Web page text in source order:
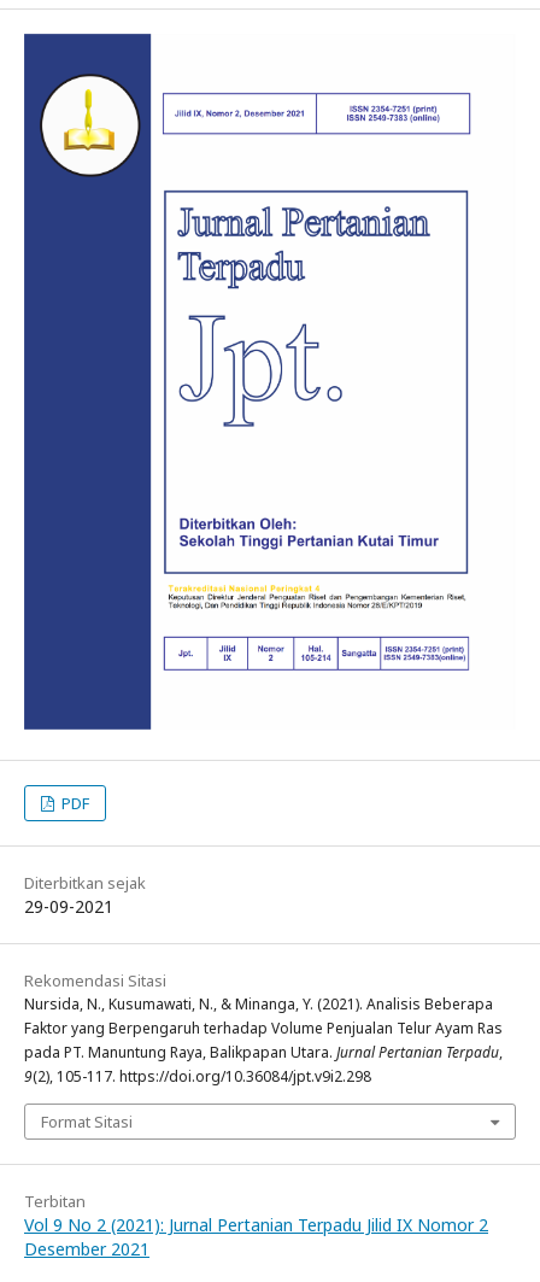
PDF
Diterbitkan sejak
29-09-2021
Rekomendasi Sitasi
Nursida, N., Kusumawati, N., & Minanga, Y. (2021). Analisis Beberapa
Faktor yang Berpengaruh terhadap Volume Penjualan Telur Ayam Ras
pada PT. Manuntung Raya, Balikpapan Utara. Jurnal Pertanian Terpadu,
9(2), 105-117. https://doi.org/10.36084/jpt.v9i2.298
Format Sitasi
Terbitan
Vol 9 No 2 (2021): Jurnal Pertanian Terpadu Jilid IX Nomor 2
Desember 2021